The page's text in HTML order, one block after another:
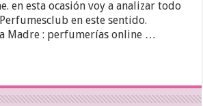
en esta ocasión voy a analizar todo
en este sentido.
Madre : perfumerías online …